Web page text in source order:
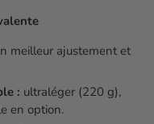
meilleur ajustement et
: ultraléger (220 g),
en option.